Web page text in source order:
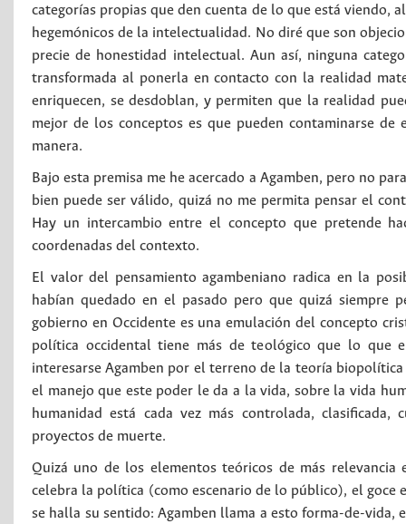
categorías propias que den cuenta de lo que está viendo,
hegemónicos de la intelectualidad. No diré que son
precie de honestidad intelectual. Aun así, ninguna
transformada al ponerla en contacto con la realidad
enriquecen, se desdoblan, y permiten que la realidad
mejor de los conceptos es que pueden contaminarse
manera.
Bajo esta premisa me he acercado a Agamben, pero no
bien puede ser válido, quizá no me permita pensar el
Hay un intercambio entre el concepto que pretende
coordenadas del contexto.
El valor del pensamiento agambeniano radica en la
habían quedado en el pasado pero que quizá siempre
gobierno en Occidente es una emulación del concepto
política occidental tiene más de teológico que lo
interesarse Agamben por el terreno de la teoría
el manejo que este poder le da a la vida, sobre la vida
humanidad está cada vez más controlada,
proyectos de muerte.
Quizá uno de los elementos teóricos de más
celebra la política (como escenario de lo público), el goce
se halla su sentido: Agamben llama a esto forma-de-vida,